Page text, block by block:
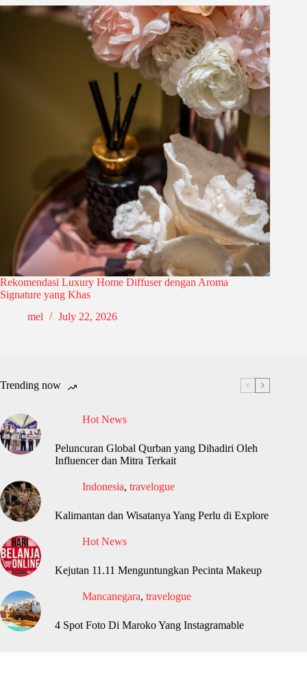
Rekomendasi Luxury Home Diffuser dengan Aroma
Signature yang Khas
mel
July 22, 2026
Trending now
Hot News
Peluncuran Global Qurban yang Dihadiri Oleh
Influencer dan Mitra Terkait
Indonesia, travelogue
Kalimantan dan Wisatanya Yang Perlu di Explore
Hot News
Kejutan 11.11 Menguntungkan Pecinta Makeup
Mancanegara, travelogue
4 Spot Foto Di Maroko Yang Instagramable